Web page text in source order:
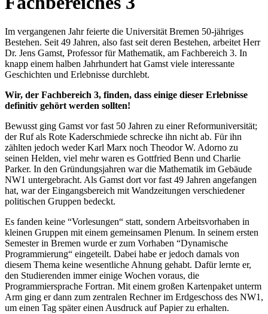
Im vergangenen Jahr feierte die Universität Bremen 50-jähriges
Bestehen. Seit 49 Jahren, also fast seit deren Bestehen, arbeitet Herr
Dr. Jens Gamst, Professor für Mathematik, am Fachbereich 3. In
knapp einem halben Jahrhundert hat Gamst viele interessante
Geschichten und Erlebnisse durchlebt.
Wir, der Fachbereich 3, finden, dass einige dieser Erlebnisse
definitiv gehört werden sollten!
Bewusst ging Gamst vor fast 50 Jahren zu einer Reformuniversität;
der Ruf als Rote Kaderschmiede schrecke ihn nicht ab. Für ihn
zählten jedoch weder Karl Marx noch Theodor W. Adorno zu
seinen Helden, viel mehr waren es Gottfried Benn und Charlie
Parker. In den Gründungsjahren war die Mathematik im Gebäude
NW1 untergebracht. Als Gamst dort vor fast 49 Jahren angefangen
hat, war der Eingangsbereich mit Wandzeitungen verschiedener
politischen Gruppen bedeckt.
Es fanden keine “Vorlesungen“ statt, sondern Arbeitsvorhaben in
kleinen Gruppen mit einem gemeinsamen Plenum. In seinem ersten
Semester in Bremen wurde er zum Vorhaben “Dynamische
Programmierung“ eingeteilt. Dabei habe er jedoch damals von
diesem Thema keine wesentliche Ahnung gehabt. Dafür lernte er,
den Studierenden immer einige Wochen voraus, die
Programmiersprache Fortran. Mit einem großen Kartenpaket unterm
Arm ging er dann zum zentralen Rechner im Erdgeschoss des NW1,
um einen Tag später einen Ausdruck auf Papier zu erhalten.